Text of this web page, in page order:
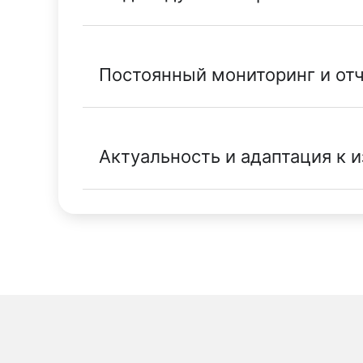
Постоянный мониторинг и
Актуальность и адаптация к